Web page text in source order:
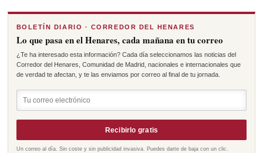
BOLETÍN DIARIO · CORREDOR DEL HENARES
Lo que pasa en el Henares, cada mañana en tu correo
¿Te ha interesado esta información? Cada día seleccionamos las noticias del
Corredor del Henares, Comunidad de Madrid, nacionales e internacionales que
de verdad te afectan, y te las enviamos por correo al final de tu jornada.
Recibirlo gratis
Un correo al día. Sin coste y sin publicidad invasiva. Puedes darte de baja con un clic.